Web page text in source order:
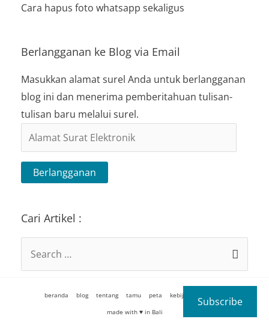
Cara hapus foto whatsapp sekaligus
Berlangganan ke Blog via Email
Masukkan alamat surel Anda untuk berlangganan
blog ini dan menerima pemberitahuan tulisan-
tulisan baru melalui surel.
Alamat
Surat
Elektronik
Berlangganan
Cari Artikel :
beranda blog tentang tamu peta kebijakan
made with ♥ in Bali
Subscribe